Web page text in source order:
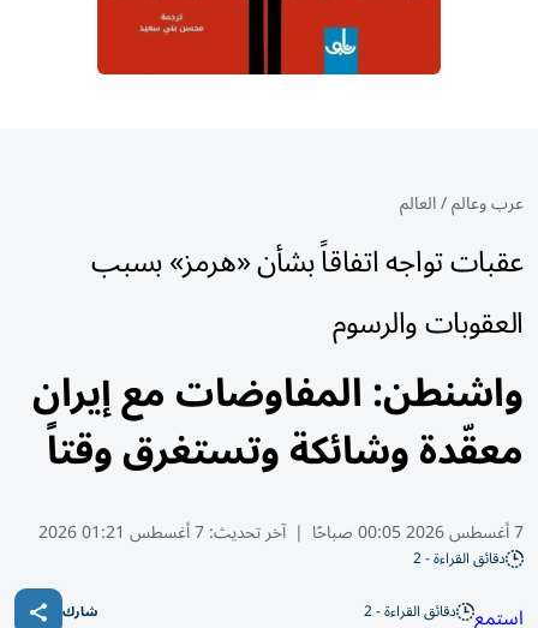
عرب وعالم/العالم
عقبات تواجه اتفاقاً بشأن «هرمز» بسبب
العقوبات والرسوم
واشنطن: المفاوضات مع إيران
معقّدة وشائكة وتستغرق وقتاً
7 أغسطس 2026 00:05 صباحًا | آخر تحديث:7 أغسطس 01:21 2026
دقائق القراءة - 2
استمع دقائق القراءة - 2 شارك